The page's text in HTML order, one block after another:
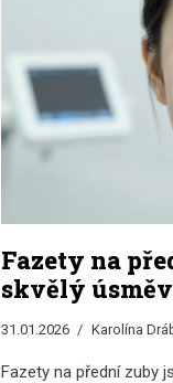
Fazety na
skvělý
31.01.2026 Karolína
Fazety na přední zuby